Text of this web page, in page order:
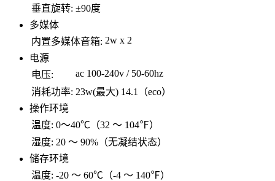
垂直旋转: ±90度
多媒体
内置多媒体音箱: 2w x 2
电源
电压:
ac 100-240v / 50-60hz
消耗功率: 23w(最大) 14.1（eco）
操作环境
温度: 0～40℃（32 ～ 104℉）
湿度: 20 ～ 90%（无凝结状态）
储存环境
温度: -20 ～ 60℃（-4 ～ 140℉）